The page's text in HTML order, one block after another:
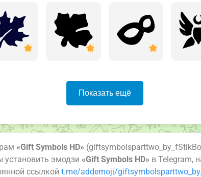
Показать ещё
«Gift Symbols HD»
эмодзи «Gift Symbols HD» в Telegram,
ссылкой t.me/addemoji/